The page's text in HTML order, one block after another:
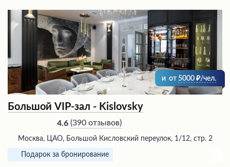
и от 5000 /чел.
Большой VIP-зал - Kislovsky
4.6 (390 отзывов)
Москва, ЦАО, Большой Кисловский переулок, 1/12, стр. 2
Подарок за бронирование